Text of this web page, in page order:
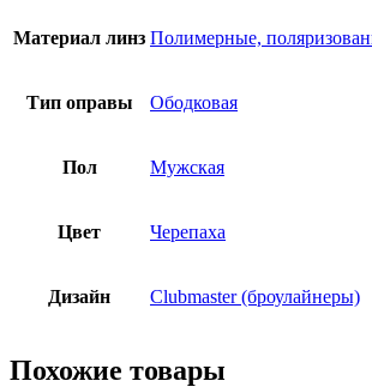
Материал линз Полимерные,
Тип оправы Ободковая
Пол Мужская
Цвет Черепаха
Дизайн Clubmaster (броулайнеры)
Похожие товары